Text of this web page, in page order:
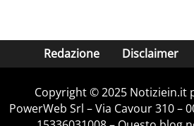
Redazione Disclaimer
Copyright © 2025 Notiziein.it
PowerWeb Srl – Via Cavour 310 –